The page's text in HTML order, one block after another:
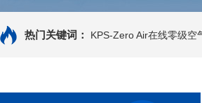
热门关键词： KPS-Zero Air在线零级空